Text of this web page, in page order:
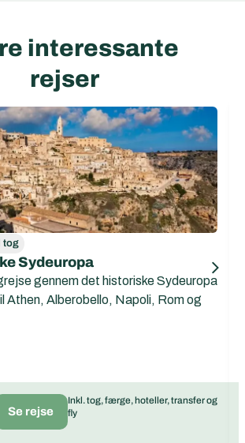
interessante
rejser
tog
Sydeuropa
gennem det historiske Sydeuropa
Athen, Alberobello, Napoli, Rom og
Se rejse
Inkl. tog, færge, hoteller, transfer og
fly